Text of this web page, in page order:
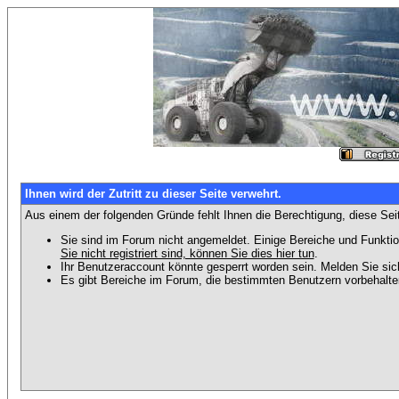
Ihnen wird der Zutritt zu dieser Seite verwehrt.
Aus einem der folgenden Gründe fehlt Ihnen die Berechtigung, diese
Sie sind im Forum nicht angemeldet. Einige Bereiche und
Sie nicht registriert sind, können Sie dies hier tun.
Ihr Benutzeraccount könnte gesperrt worden sein. Melden Sie
Es gibt Bereiche im Forum, die bestimmten Benutzern